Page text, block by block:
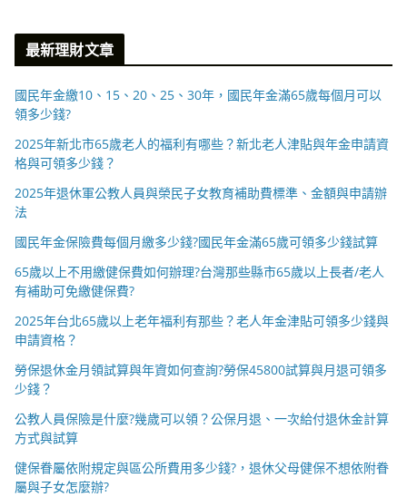
最新理財文章
國民年金繳10、15、20、25、30年，國民年金滿65歲每個月可以
領多少錢?
2025年新北市65歲老人的福利有哪些？新北老人津貼與年金申請資
格與可領多少錢？
2025年退休軍公教人員與榮民子女教育補助費標準、金額與申請辦
法
國民年金保險費每個月繳多少錢?國民年金滿65歲可領多少錢試算
65歲以上不用繳健保費如何辦理?台灣那些縣市65歲以上長者/老人
有補助可免繳健保費?
2025年台北65歲以上老年福利有那些？老人年金津貼可領多少錢與
申請資格？
勞保退休金月領試算與年資如何查詢?勞保45800試算與月退可領多
少錢？
公教人員保險是什麼?幾歲可以領？公保月退、一次給付退休金計算
方式與試算
健保眷屬依附規定與區公所費用多少錢?，退休父母健保不想依附眷
屬與子女怎麼辦?